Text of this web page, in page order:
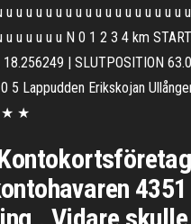
u u u u u u u u u u u u u u u u u u
u u u u u u N 0 1 2 3 4 km
| SLUTPOSITION
5 Lappudden Erikskojan
★ ★
4351